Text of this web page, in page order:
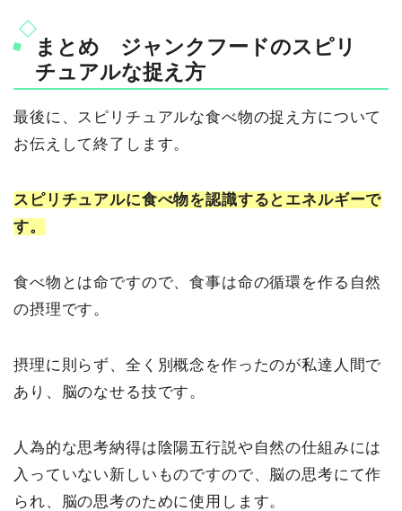
まとめ ジャンクフードのスピリ
チュアルな捉え方
最後に、スピリチュアルな食べ物の捉え方について
お伝えして終了します。
スピリチュアルに食べ物を認識するとエネルギーで
す。
食べ物とは命ですので、食事は命の循環を作る自然
の摂理です。
摂理に則らず、全く別概念を作ったのが私達人間で
あり、脳のなせる技です。
人為的な思考納得は陰陽五行説や自然の仕組みには
入っていない新しいものですので、脳の思考にて作
られ、脳の思考のために使用します。